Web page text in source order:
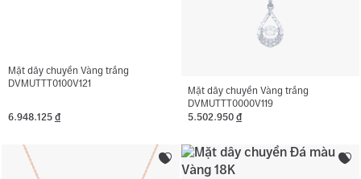
Mặt dây chuyền Vàng trắng
DVMUTTT0100V121
6.948.125 đ
Mặt dây chuyền Vàng trắng
DVMUTTT0000V119
5.502.950 đ